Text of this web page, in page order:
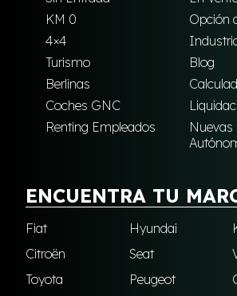
KM 0
Opción
4×4
Turismo
Blog
Berlinas
Coches GNC
Renting Empleados
Nuevas
ENCUENTRA TU
Fiat Hyundai
Citroën
Seat
Toyota
Peugeot